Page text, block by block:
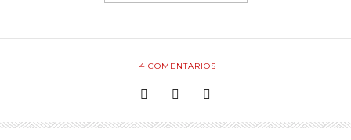
4COMENTARIOS